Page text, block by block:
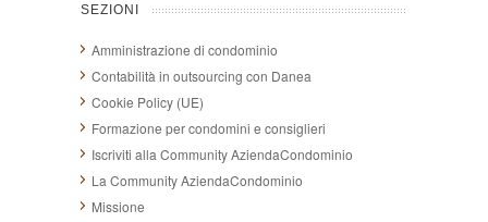
SEZIONI
Amministrazione di condominio
Contabilità in outsourcing con Danea
Cookie Policy (UE)
Formazione per condomini e consiglieri
Iscriviti alla Community AziendaCondominio
La Community AziendaCondominio
Missione